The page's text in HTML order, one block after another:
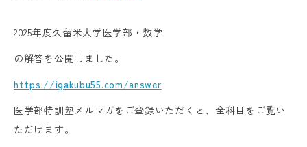
2025年度久留米大学医学部・数学
の解答を公開しました。
https://igakubu55.com/answer
医学部特訓塾メルマガをご登録いただくと、全科目をご覧い
ただけます。